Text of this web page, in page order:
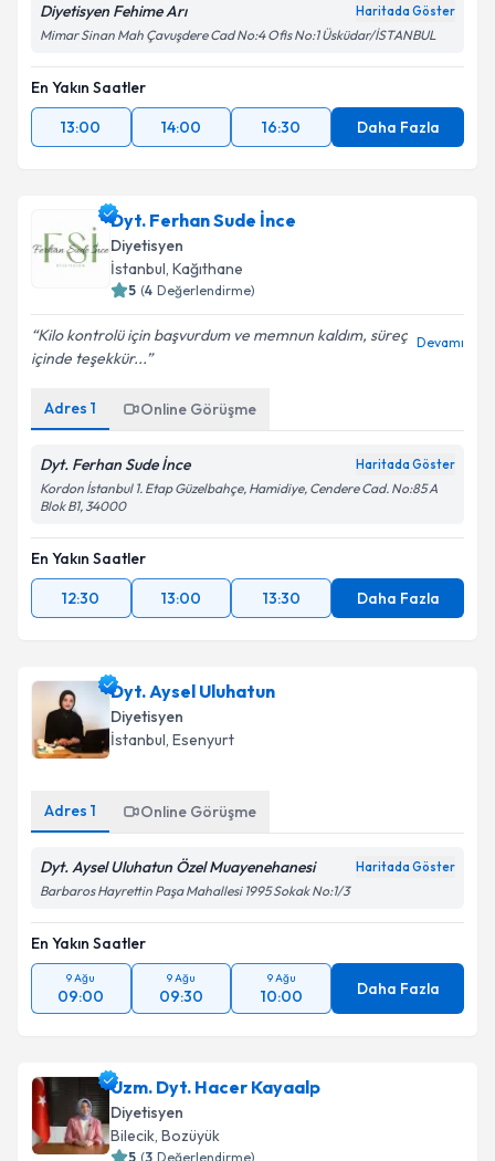
Takvim Talebini Gönder
Diyetisyen Fehime Arı Haritada Göster
Mimar Sinan Mah Çavuşdere Cad No:4 Ofis No:1 Üsküdar/İSTANBUL
En Yakın Saatler
13:00
14:00 16:30 Daha Fazla
Dyt. Ferhan Sude İnce
Diyetisyen
İstanbul, Kağıthane
5 (4 Değerlendirme)
Kilo kontrolü için başvurdum ve memnun kaldım, süreç
içinde teşekkür...
Devamı
Adres 1 Online Görüşme
Dyt. Ferhan Sude İnce Haritada Göster
Kordon İstanbul 1. Etap Güzelbahçe, Hamidiye, Cendere Cad. No:85 A
Blok B1, 34000
En Yakın Saatler
12:30
13:00 13:30 Daha Fazla
Dyt. Aysel Uluhatun
Diyetisyen
İstanbul, Esenyurt
Adres 1 Online Görüşme
Dyt. Aysel Uluhatun Özel Muayenehanesi Haritada Göster
Barbaros Hayrettin Paşa Mahallesi 1995 Sokak No:1/3
En Yakın Saatler
9 Ağu
09:00
9 Ağu
09:30
9 Ağu
10:00 Daha Fazla
Uzm. Dyt. Hacer Kayaalp
Diyetisyen
Bilecik, Bozüyük
5 (3 Değerlendirme)